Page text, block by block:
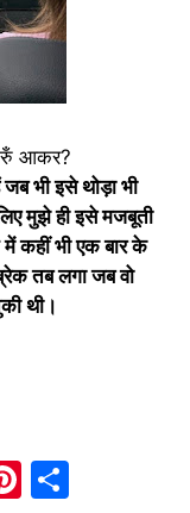
करुँ आकर?
जब भी इसे थोड़ा भी
मुझे ही इसे मजबूती
कहीं भी एक बार के
तब लगा जब वो
थी।
Pi